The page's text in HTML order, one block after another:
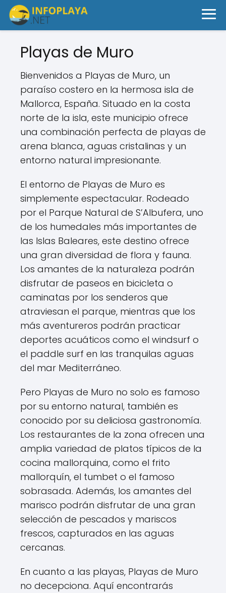
Playas de Muro
Bienvenidos a Playas de Muro, un
paraíso costero en la hermosa isla de
Mallorca, España. Situado en la costa
norte de la isla, este municipio ofrece
una combinación perfecta de playas de
arena blanca, aguas cristalinas y un
entorno natural impresionante.
El entorno de Playas de Muro es
simplemente espectacular. Rodeado
por el Parque Natural de S’Albufera, uno
de los humedales más importantes de
las Islas Baleares, este destino ofrece
una gran diversidad de flora y fauna.
Los amantes de la naturaleza podrán
disfrutar de paseos en bicicleta o
caminatas por los senderos que
atraviesan el parque, mientras que los
más aventureros podrán practicar
deportes acuáticos como el windsurf o
el paddle surf en las tranquilas aguas
del mar Mediterráneo.
Pero Playas de Muro no solo es famoso
por su entorno natural, también es
conocido por su deliciosa gastronomía.
Los restaurantes de la zona ofrecen una
amplia variedad de platos típicos de la
cocina mallorquina, como el frito
mallorquín, el tumbet o el famoso
sobrasada. Además, los amantes del
marisco podrán disfrutar de una gran
selección de pescados y mariscos
frescos, capturados en las aguas
cercanas.
En cuanto a las playas, Playas de Muro
no decepciona. Aquí encontrarás